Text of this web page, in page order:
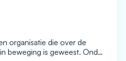
organisatie die over de
beweging is geweest. Onder